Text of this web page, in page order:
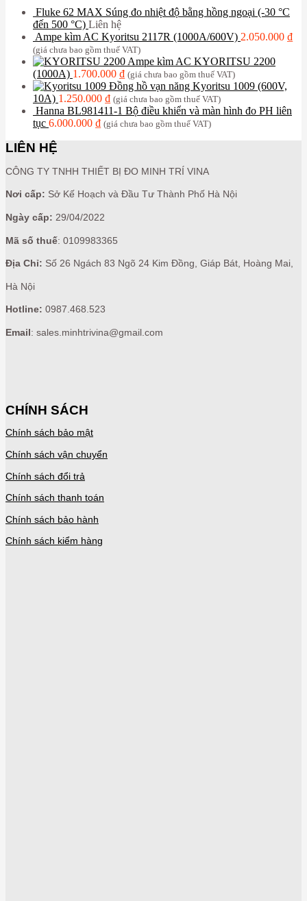
Fluke 62 MAX Súng đo nhiệt độ bằng hồng ngoại (-30 °C
đến 500 °C) Liên hệ
Ampe kìm AC Kyoritsu 2117R (1000A/600V) 2.050.000 ₫
(giá chưa bao gồm thuế VAT)
Ampe kìm AC KYORITSU 2200
(1000A) 1.700.000 ₫ (giá chưa bao gồm thuế VAT)
Đồng hồ vạn năng Kyoritsu 1009 (600V,
10A) 1.250.000 ₫ (giá chưa bao gồm thuế VAT)
Hanna BL981411-1 Bộ điều khiển và màn hình đo PH liên
tục 6.000.000 ₫ (giá chưa bao gồm thuế VAT)
LIÊN HỆ
CÔNG TY TNHH THIẾT BỊ ĐO MINH TRÍ VINA
Nơi cấp: Sở Kế Hoạch và Đầu Tư Thành Phố Hà Nội
Ngày cấp: 29/04/2022
Mã số thuế: 0109983365
Địa Chỉ: Số 26 Ngách 83 Ngõ 24 Kim Đồng, Giáp Bát, Hoàng Mai,
Hà Nội
Hotline: 0987.468.523
Email : sales.minhtrivina@gmail.com
CHÍNH SÁCH
Chính sách bảo mật
Chính sách vận chuyển
Chính sách đổi trả
Chính sách thanh toán
Chính sách bảo hành
Chính sách kiểm hàng